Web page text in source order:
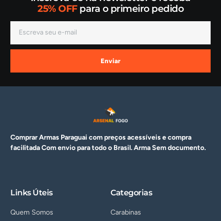
25% OFFpara o primeiro pedido
Enviar
Comprar Armas Paraguai com preços acessíveis e compra
facilitada Com envio para todo o Brasil. ArmaSem documento.
Links Úteis
Quem Somos
Categorias
Carabinas